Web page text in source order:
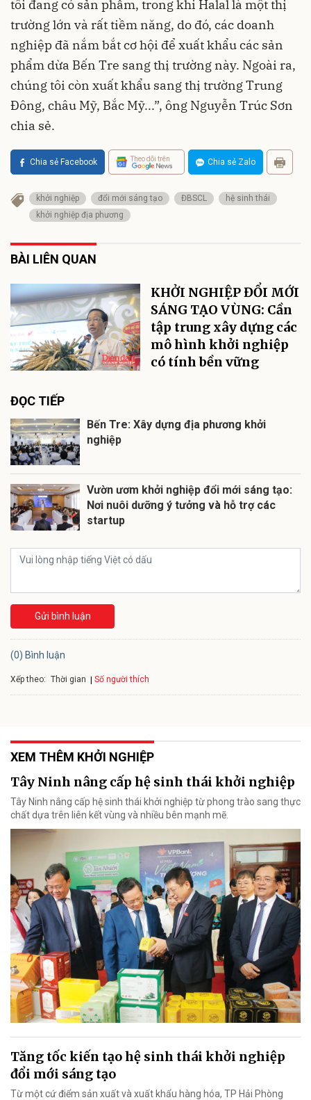
tôi đang có sản phẩm, trong khi Halal là một thị
trường lớn và rất tiềm năng, do đó, các doanh
nghiệp đã nắm bắt cơ hội để xuất khẩu các sản
phẩm dừa Bến Tre sang thị trường này. Ngoài ra,
chúng tôi còn xuất khẩu sang thị trường Trung
Đông, châu Mỹ, Bắc Mỹ...”, ông Nguyễn Trúc Sơn
chia sẻ.
Chia sẻ Facebook Theo dõi trên Chia sẻ Zalo
khởi nghiệp đổi mới sáng tạo ĐBSCL
hệ sinh thái
khởi nghiệp địa phương
BÀI LIÊN QUAN
KHỞI NGHIỆP ĐỔI MỚI
SÁNG TẠO VÙNG: Cần
tập trung xây dựng các
mô hình khởi nghiệp
có tính bền vững
ĐỌC TIẾP
Bến Tre: Xây dựng địa phương khởi
nghiệp
Vườn ươm khởi nghiệp đổi mới sáng tạo:
Nơi nuôi dưỡng ý tưởng và hỗ trợ các
startup
Gửi bình luận
(0) Bình luận
Xếp theo: Thời gian Số người thích
XEM THÊM KHỞI NGHIỆP
Tây Ninh nâng cấp hệ sinh thái khởi nghiệp
Tây Ninh nâng cấp hệ sinh thái khởi nghiệp từ phong trào sang thực
chất dựa trên liên kết vùng và nhiều bên mạnh mẽ.
Tăng tốc kiến tạo hệ sinh thái khởi nghiệp
đổi mới sáng tạo
Từ một cứ điểm sản xuất và xuất khẩu hàng hóa, TP Hải Phòng